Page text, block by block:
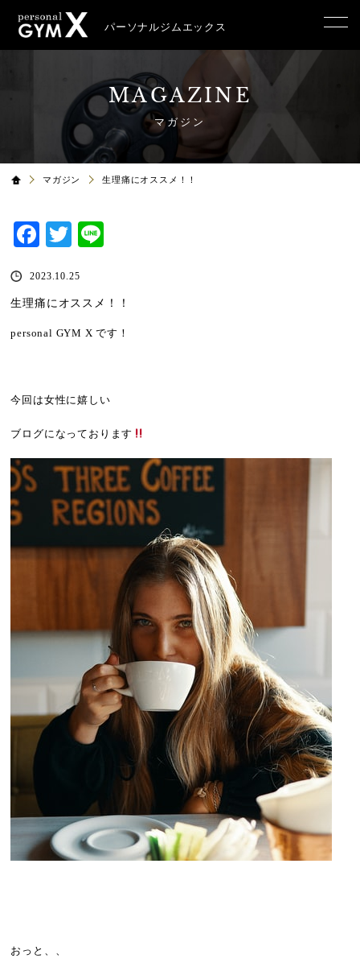
パーソナルジムエックス
MAGAZINE
マガジン
マガジン 生理痛にオススメ！！
Facebook
Twitter
2023.10.25
生理痛にオススメ！！
personal GYM Xです！
今回は女性に嬉しい
ブログになっております
おっと、、